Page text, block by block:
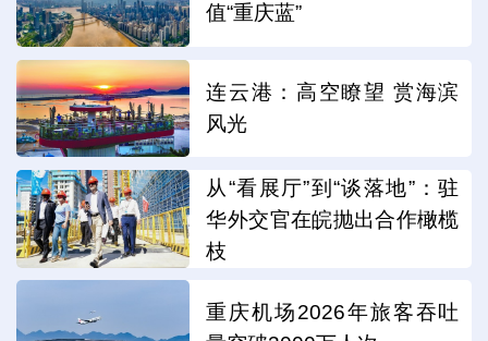
值“重庆蓝”
连云港：高空瞭望 赏海滨
风光
从“看展厅”到“谈落地”：驻
华外交官在皖抛出合作橄榄
枝
重庆机场2026年旅客吞吐